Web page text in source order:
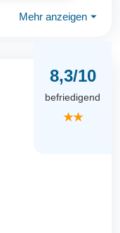
Mehr anzeigen ⏷
8,3/10
befriedigend
★★